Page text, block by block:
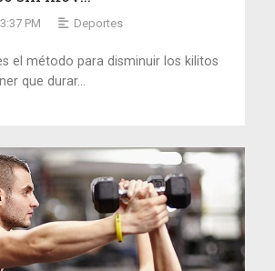
PM Deportes
el método para disminuir los kilitos
que durar...